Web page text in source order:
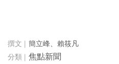
簡立峰、賴筱凡
焦點新聞